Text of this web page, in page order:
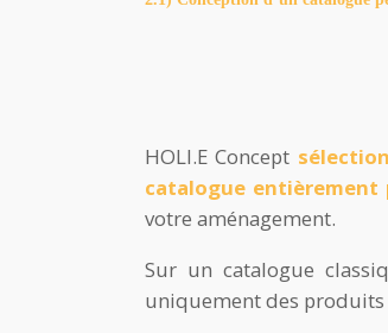
HOLI.E Concept
catalogue entièrement
votre aménagement.
Sur un catalogue
uniquement des produits